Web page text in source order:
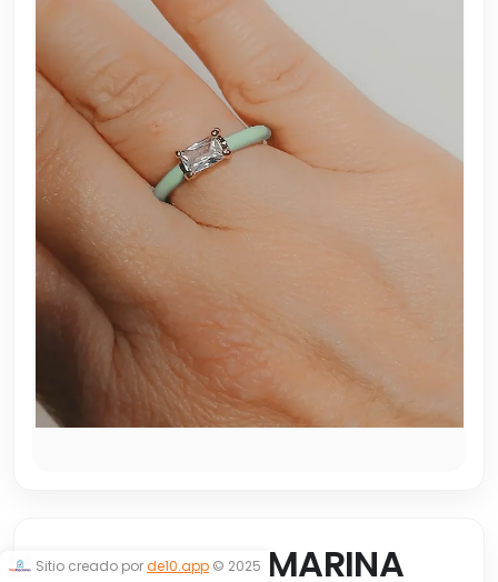
ANILLO AGUAMARINA
Sitio creado porde10.app © 2025